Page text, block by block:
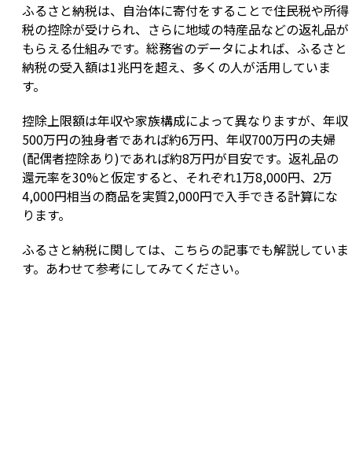
ふるさと納税は、自治体に寄付をすることで住民税や所得
税の控除が受けられ、さらに地域の特産品などの返礼品が
もらえる仕組みです。総務省のデータによれば、ふるさと
納税の受入額は1兆円を超え、多くの人が活用していま
す。
控除上限額は年収や家族構成によって異なりますが、年収
500万円の独身者であれば約6万円、年収700万円の夫婦
(配偶者控除あり)であれば約8万円が目安です。返礼品の
還元率を30%と仮定すると、それぞれ1万8,000円、2万
4,000円相当の商品を実質2,000円で入手できる計算にな
ります。
ふるさと納税に関しては、こちらの記事でも解説していま
す。あわせて参考にしてみてください。